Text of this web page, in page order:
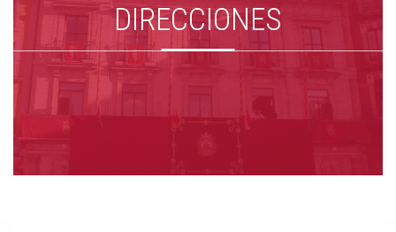
DIRECCIONES